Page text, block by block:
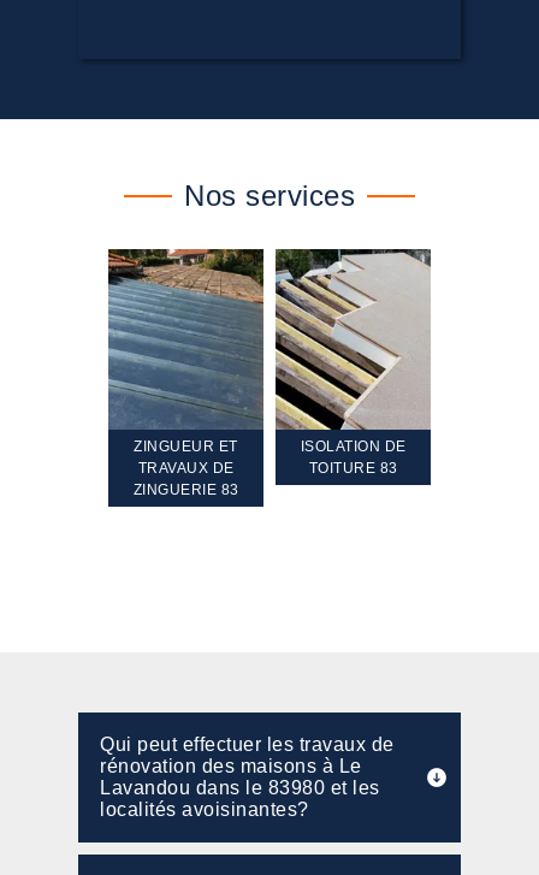
Nos services
ZINGUEUR ET
TRAVAUX DE
ZINGUERIE 83
ISOLATION DE
TOITURE 83
Qui peut effectuer les travaux de
rénovation des maisons à Le
Lavandou dans le 83980 et les
localités avoisinantes?